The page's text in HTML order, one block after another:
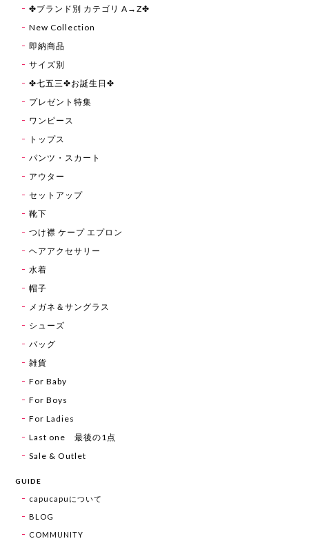
✤ブランド別 カテゴリ A→Z✤
New Collection
即納商品
サイズ別
✤七五三✤お誕生日✤
プレゼント特集
ワンピース
トップス
パンツ・スカート
アウター
セットアップ
靴下
つけ襟 ケープ エプロン
ヘアアクセサリー
水着
帽子
メガネ＆サングラス
シューズ
バッグ
雑貨
For Baby
For Boys
For Ladies
Last one 最後の1点
Sale & Outlet
GUIDE
capucapuについて
BLOG
COMMUNITY